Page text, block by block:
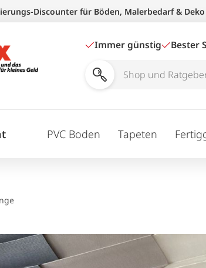
Discounter für Böden, Malerbedarf & Deko
Immer günstig Bester
Shop
durchsuchen
PVC Boden Tapeten